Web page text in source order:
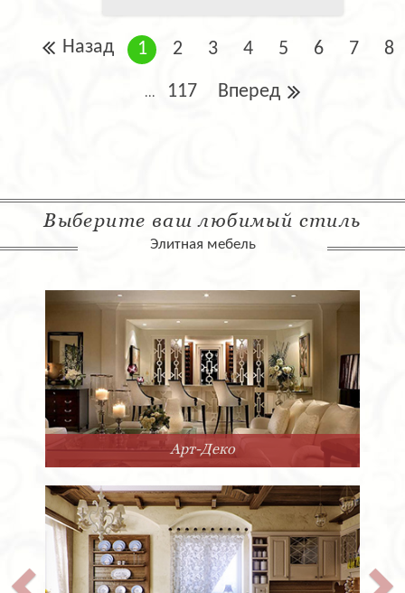
Назад 1 2 3 4 5 6 7 8
... 117 Вперед
Выберите ваш любимый стиль
Элитная мебель
Арт-Деко